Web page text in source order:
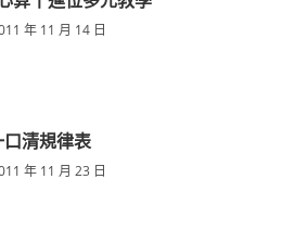
年 11 月 14 日
口清規律表
年 11 月 23 日